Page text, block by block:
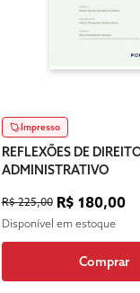
Impresso
REFLEXÕES DE
ADMINISTRATIVO
R$ 225,00 R$ 180,00
Disponível em estoque
Comprar